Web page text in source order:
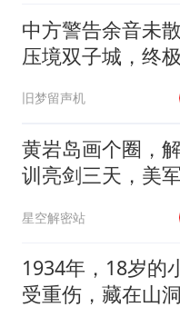
中方警告余音未
压境双子城，终
旧梦留声机
黄岩岛画个圈，
训亮剑三天，美
星空解密站
1934年，18岁的
受重伤，藏在山